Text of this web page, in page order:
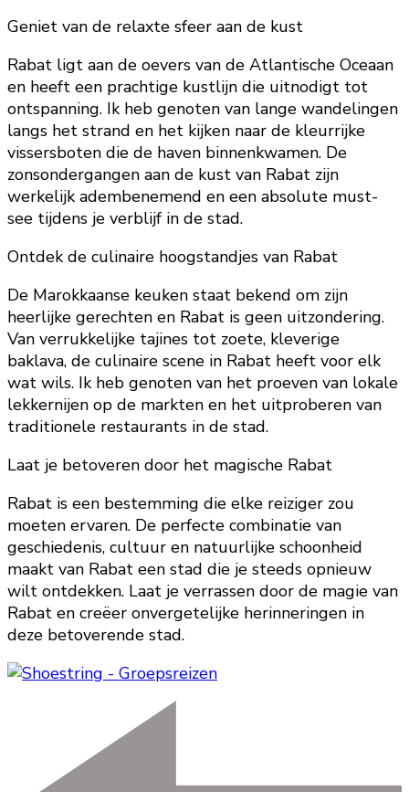
Geniet van de relaxte sfeer aan de kust
Rabat ligt aan de oevers van de Atlantische Oceaan
en heeft een prachtige kustlijn die uitnodigt tot
ontspanning. Ik heb genoten van lange wandelingen
langs het strand en het kijken naar de kleurrijke
vissersboten die de haven binnenkwamen. De
zonsondergangen aan de kust van Rabat zijn
werkelijk adembenemend en een absolute must-
see tijdens je verblijf in de stad.
Ontdek de culinaire hoogstandjes van Rabat
De Marokkaanse keuken staat bekend om zijn
heerlijke gerechten en Rabat is geen uitzondering.
Van verrukkelijke tajines tot zoete, kleverige
baklava, de culinaire scene in Rabat heeft voor elk
wat wils. Ik heb genoten van het proeven van lokale
lekkernijen op de markten en het uitproberen van
traditionele restaurants in de stad.
Laat je betoveren door het magische Rabat
Rabat is een bestemming die elke reiziger zou
moeten ervaren. De perfecte combinatie van
geschiedenis, cultuur en natuurlijke schoonheid
maakt van Rabat een stad die je steeds opnieuw
wilt ontdekken. Laat je verrassen door de magie van
Rabat en creëer onvergetelijke herinneringen in
deze betoverende stad.